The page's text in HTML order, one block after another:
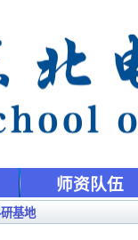
师资队伍
基地